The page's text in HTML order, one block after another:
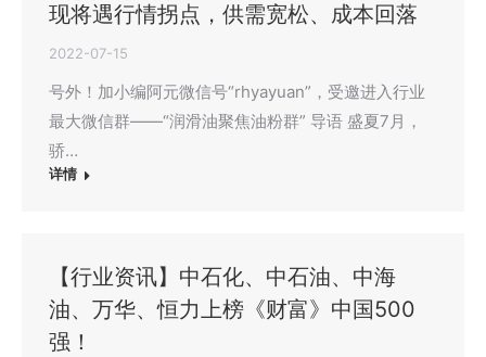
现将遇行情拐点，供需宽松、成本回落
2022-07-15
号外！加小编阿元微信号“rhyayuan”，受邀进入行业
最大微信群——“润滑油聚焦油粉群” 导语 盛夏7月，
骄…
详情
【行业资讯】中石化、中石油、中海
油、万华、恒力上榜《财富》中国500
强！